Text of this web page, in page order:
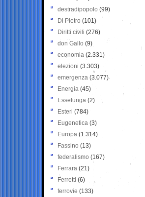
destradipopolo (99)
Di Pietro (101)
Diritti civili (276)
don Gallo (9)
economia (2.331)
elezioni (3.303)
emergenza (3.077)
Energia (45)
Esselunga (2)
Esteri (784)
Eugenetica (3)
Europa (1.314)
Fassino (13)
federalismo (167)
Ferrara (21)
Ferretti (6)
ferrovie (133)